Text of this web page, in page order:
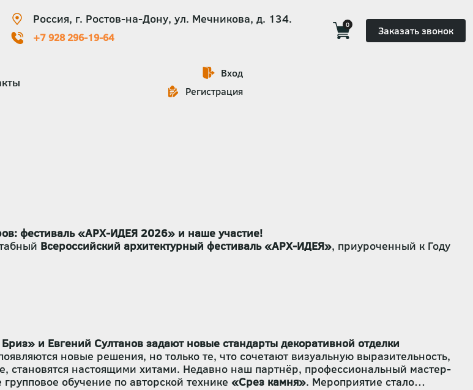
Россия, г. Ростов-на-Дону, ул. Мечникова, д. 134.
+7 928 296-19-64
0 Заказать звонок
Вход
Регистрация
фестиваль «АРХ-ИДЕЯ 2026» и наше участие!
Всероссийский архитектурный фестиваль «АРХ-ИДЕЯ», приуроченный к Году
и Евгений Султанов задают новые стандарты декоративной отделки
новые решения, но только те, что сочетают визуальную выразительность,
становятся настоящими хитами. Недавно наш партнёр, профессиональный мастер-
обучение по авторской технике «Срез камня». Мероприятие стало